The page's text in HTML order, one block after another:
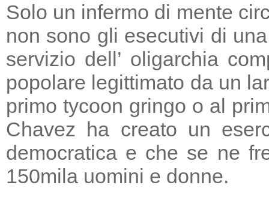
Solo un infermo di mente
non sono gli esecutivi di
servizio dell’ oligarchia
popolare legittimato da un
primo tycoon gringo o al
Chavez ha creato un
democratica e che se ne
150mila uomini e donne.